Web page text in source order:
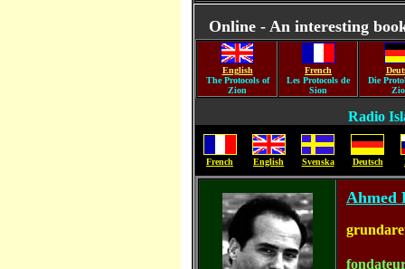
Online - An interesting
English
The Protocols of
Zion
French
Les Protocols de
Sion
Die
Radio
French English Svenska Deutsch
Ahmed